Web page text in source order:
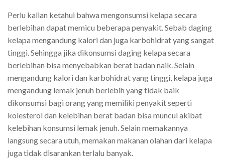
Perlu kalian ketahui bahwa mengonsumsi kelapa secara
berlebihan dapat memicu beberapa penyakit. Sebab daging
kelapa mengandung kalori dan juga karbohidrat yang sangat
tinggi. Sehingga jika dikonsumsi daging kelapa secara
berlebihan bisa menyebabkan berat badan naik. Selain
mengandung kalori dan karbohidrat yang tinggi, kelapa juga
mengandung lemak jenuh berlebih yang tidak baik
dikonsumsi bagi orang yang memiliki penyakit seperti
kolesterol dan kelebihan berat badan bisa muncul akibat
kelebihan konsumsi lemak jenuh. Selain memakannya
langsung secara utuh, memakan makanan olahan dari kelapa
juga tidak disarankan terlalu banyak.